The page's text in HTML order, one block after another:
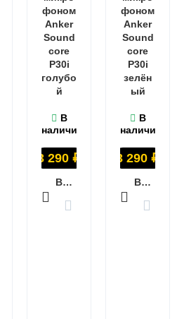
фоном
Anker
Sound
core
P30i
голубо
й
В
наличии
3 290 ₽
В КОРЗИНУ
фоном
Anker
Sound
core
P30i
зелён
ый
В
наличии
3 290 ₽
В КОРЗИНУ